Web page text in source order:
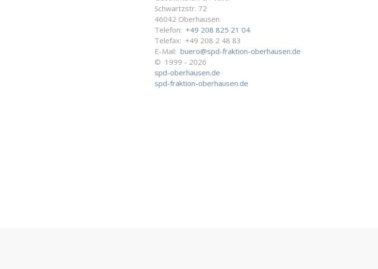
Schwartzstr. 72
46042 Oberhausen
Telefon: +49 208 825 21 04
Telefax: +49 208 2 48 83
E-Mail: buero@spd-fraktion-oberhausen.de
© 1999 - 2026
spd-oberhausen.de
spd-fraktion-oberhausen.de